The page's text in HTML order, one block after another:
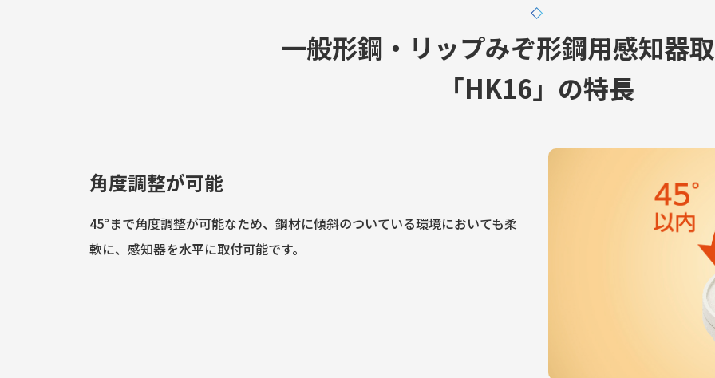
一般形鋼・リップみぞ形鋼用感知器
「HK16」の特長
角度調整が可能
45°まで角度調整が可能なため、鋼材に傾斜のついている環境においても柔
軟に、感知器を水平に取付可能です。